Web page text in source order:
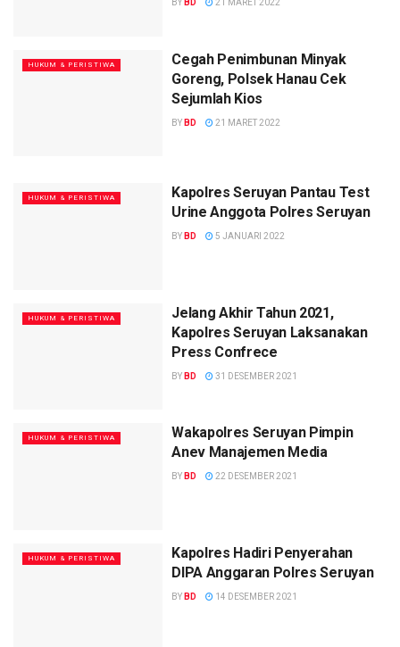
BY BD 21 MARET 2022
HUKUM & PERISTIWA
Cegah Penimbunan Minyak
Goreng, Polsek Hanau Cek
Sejumlah Kios
BY BD 21 MARET 2022
HUKUM & PERISTIWA
Kapolres Seruyan Pantau Test
Urine Anggota Polres Seruyan
BY BD 5 JANUARI 2022
HUKUM & PERISTIWA
Jelang Akhir Tahun 2021,
Kapolres Seruyan Laksanakan
Press Confrece
BY BD 31 DESEMBER 2021
HUKUM & PERISTIWA
Wakapolres Seruyan Pimpin
Anev Manajemen Media
BY BD 22 DESEMBER 2021
HUKUM & PERISTIWA
Kapolres Hadiri Penyerahan
DIPA Anggaran Polres Seruyan
BY BD 14 DESEMBER 2021